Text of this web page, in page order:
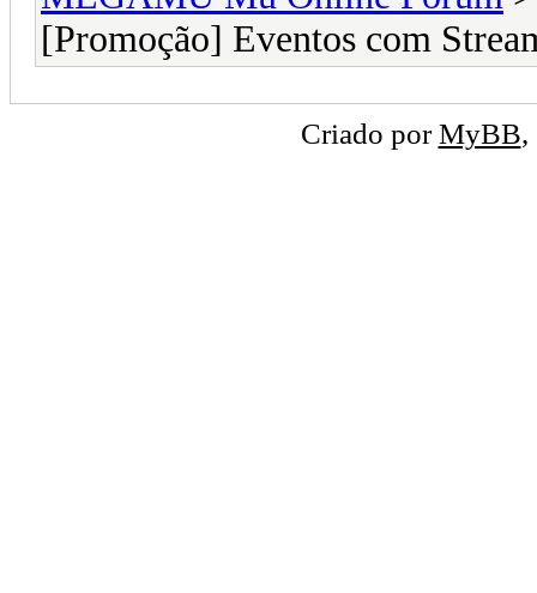
[Promoção] Eventos com
Criado porMyBB,